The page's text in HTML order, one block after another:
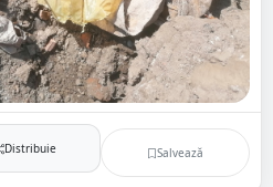
Distribuie Salvează